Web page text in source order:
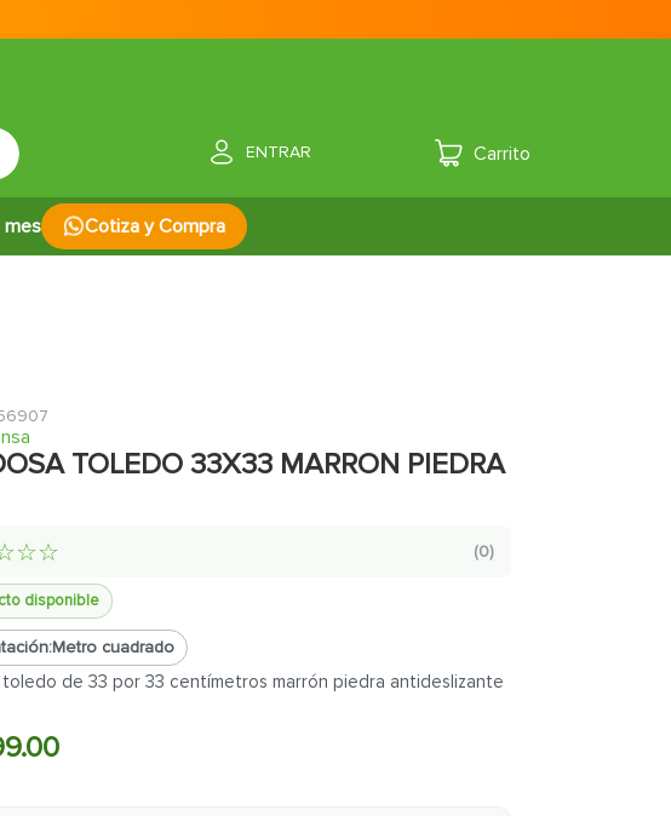
ENTRAR
mes Cotiza y Compra
TOLEDO 33X33 MARRON PIEDRA
☆☆ (0)
disponible
Metro cuadrado
toledo de 33 por 33 centímetros marrón piedra antideslizante
.00